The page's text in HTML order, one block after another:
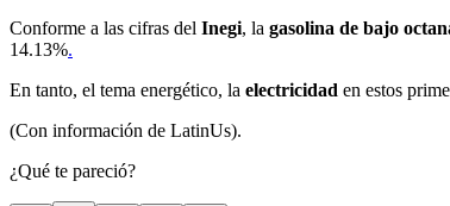
Conforme a las cifras del Inegi, la gasolina de bajo
14.13%.
En tanto, el tema energético, la electricidad en estos
(Con información de LatinUs).
¿Qué te pareció?